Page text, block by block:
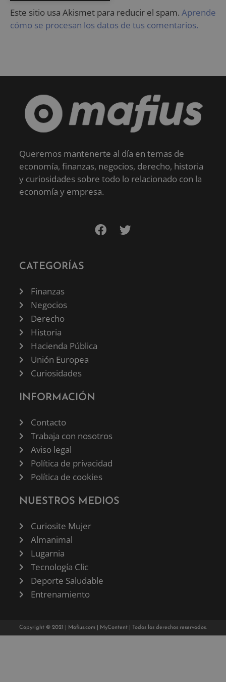
Este sitio usa Akismet para reducir el spam. Aprende
cómo se procesan los datos de tus comentarios.
Queremos mantenerte al día en temas de
economía, finanzas, negocios, derecho, historia
y curiosidades sobre todo lo relacionado con la
economía y empresa.
CATEGORÍAS
Finanzas
Negocios
Derecho
Historia
Hacienda Pública
Unión Europea
Curiosidades
INFORMACIÓN
Contacto
Trabaja con nosotros
Aviso legal
Política de privacidad
Política de cookies
NUESTROS MEDIOS
Curiosite Mujer
Almanimal
Lugarnia
Tecnología Clic
Deporte Saludable
Entrenamiento
Copyright © 2021 | Mafius.com MyContent | Todos los derechos reservados.